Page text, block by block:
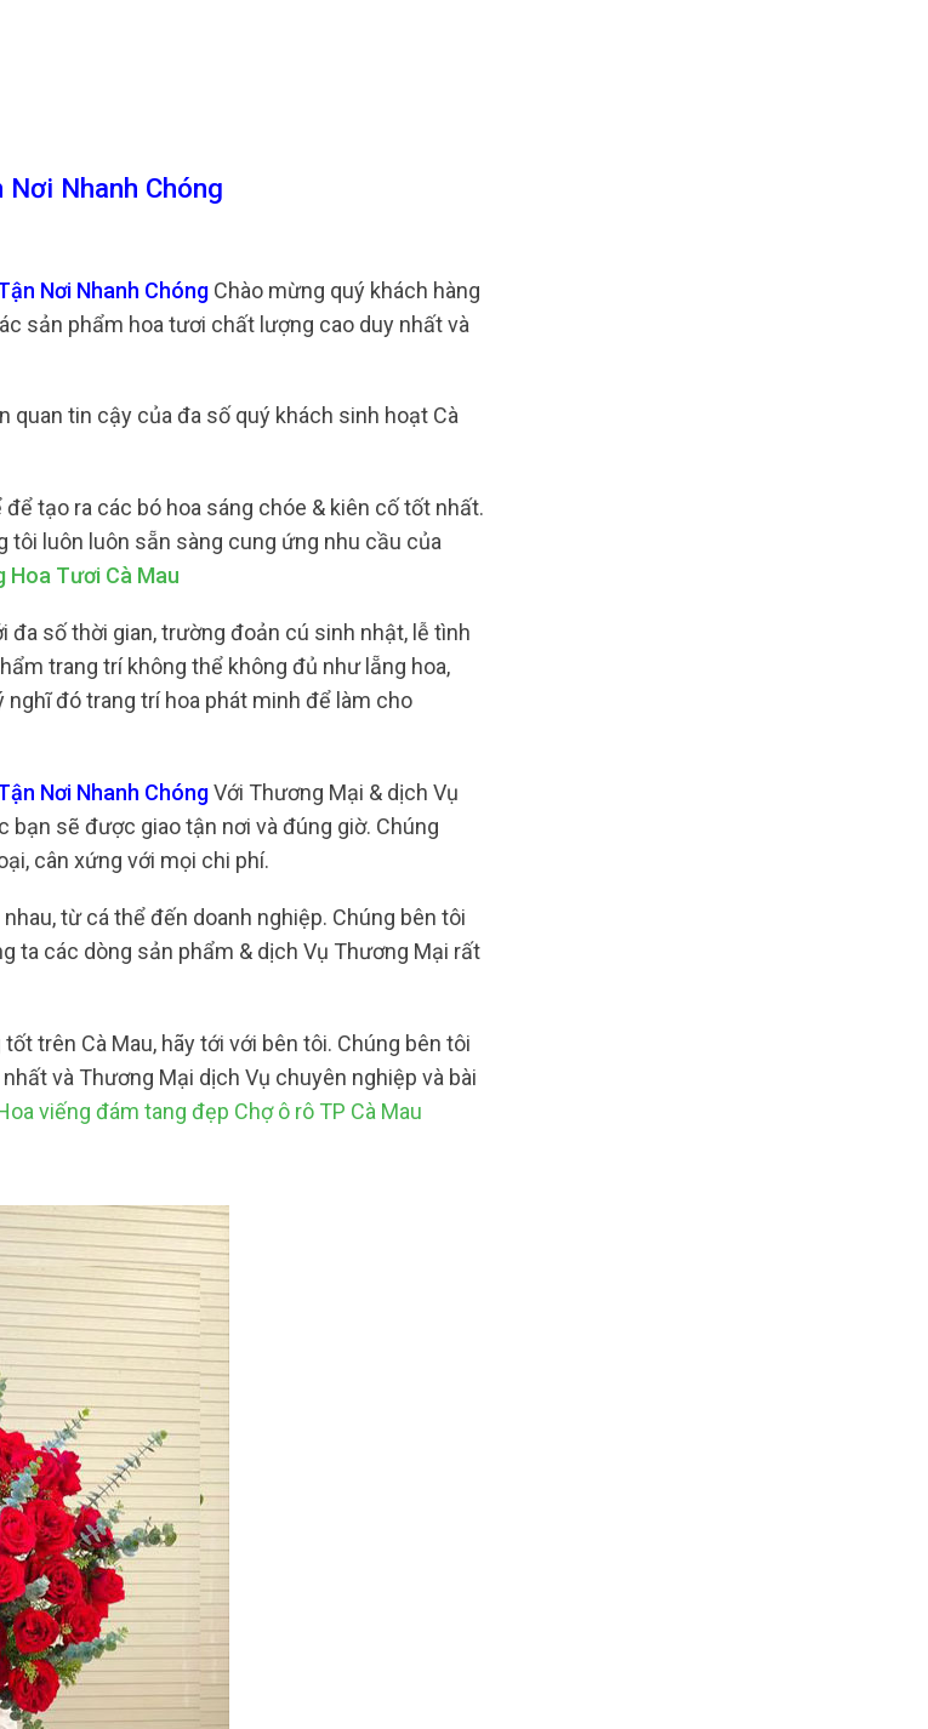
Nhanh Chóng
Nơi Nhanh Chóng Chào mừng quý khách hàng
sản phẩm hoa tươi chất lượng cao duy nhất và
quan tin cậy của đa số quý khách sinh hoạt Cà
tạo ra các bó hoa sáng chóe & kiên cố tốt nhất.
tôi luôn luôn sẵn sàng cung ứng nhu cầu của
Hoa Tươi Cà Mau
số thời gian, trường đoản cú sinh nhật, lễ tình
trang trí không thể không đủ như lẵng hoa,
nghĩ đó trang trí hoa phát minh để làm cho
Nơi Nhanh ChóngVới Thương Mại & dịch Vụ
sẽ được giao tận nơi và đúng giờ. Chúng
cân xứng với mọi chi phí.
từ cá thể đến doanh nghiệp. Chúng bên tôi
ta các dòng sản phẩm & dịch Vụ Thương Mại rất
trên Cà Mau, hãy tới với bên tôi. Chúng bên tôi
và Thương Mại dịch Vụ chuyên nghiệp và bài
viếng đám tang đẹp Chợ ô rô TP Cà Mau